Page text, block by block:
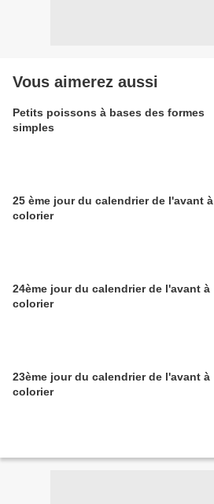
Vous aimerez aussi
Petits poissons à bases des formes
simples
25 ème jour du calendrier de l'avant à
colorier
24ème jour du calendrier de l'avant à
colorier
23ème jour du calendrier de l'avant à
colorier